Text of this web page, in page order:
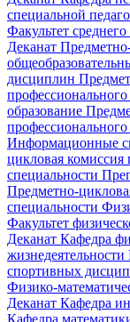
специальной
Факультет
Деканат
дисциплин
образование
Информационные
цикловая комиссия
специальности
Предметно-
специальности
Факультет
Деканат Кафедра
жизнедеятельности
спортивных
Физико-
Деканат Кафедра
Кафедра